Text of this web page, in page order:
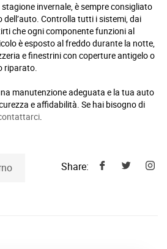
invernale, è sempre consigliato
Controlla tutti i sistemi, dai
che ogni componente funzioni al
è esposto al freddo durante la notte,
e finestrini con coperture antigelo o
riparato.
manutenzione adeguata e la tua auto
e affidabilità. Se hai bisogno di
.
Share: